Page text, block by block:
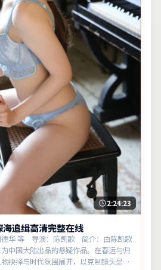
2:24:23
追缉高清完整在线
德华 等 导演：陈凯歌 简介：由陈凯歌
中国大陆出品的悬疑作品。在春运与归
抉择与时代氛围展开，以克制镜头呈现